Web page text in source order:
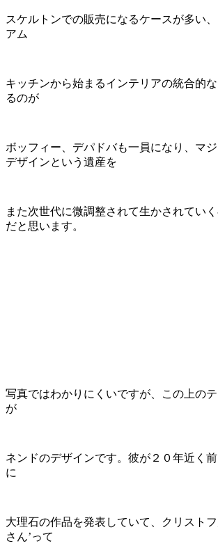
スケルトンでの販売になるケースが多い
アム
キッチンから始まるインテリアの統合的
るのが
ボッフィー、デパドバも一員になり、マ
デザインという遺産を
また次世代に微調整されて生かされてい
だと思います。
写真ではわかりにくいですが、この上の
が
ネンドのデザインです。彼が２０年近く
に
大理石の作品を発表していて、クリストフ
さん’って